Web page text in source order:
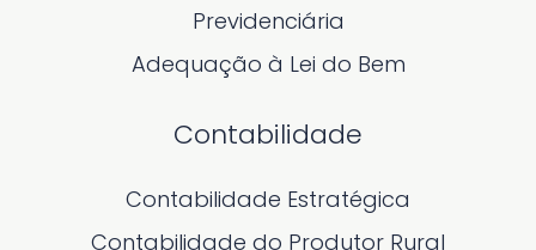
Previdenciária
Adequação à Lei do Bem
Contabilidade
Contabilidade Estratégica
Contabilidade do Produtor Rural